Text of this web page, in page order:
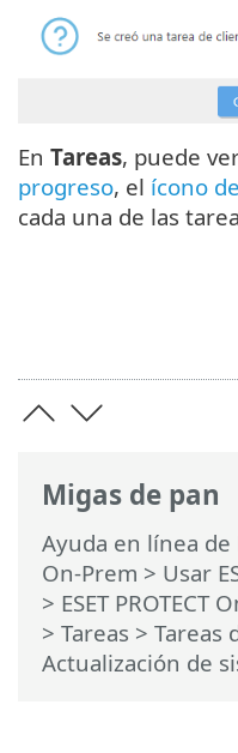
Migas de pan
Ayuda en línea de
On-Prem > Usar
> ESET
> Tareas > Tareas
Actualización de
En Tareas, puede
progreso, el ícono
cada una de las